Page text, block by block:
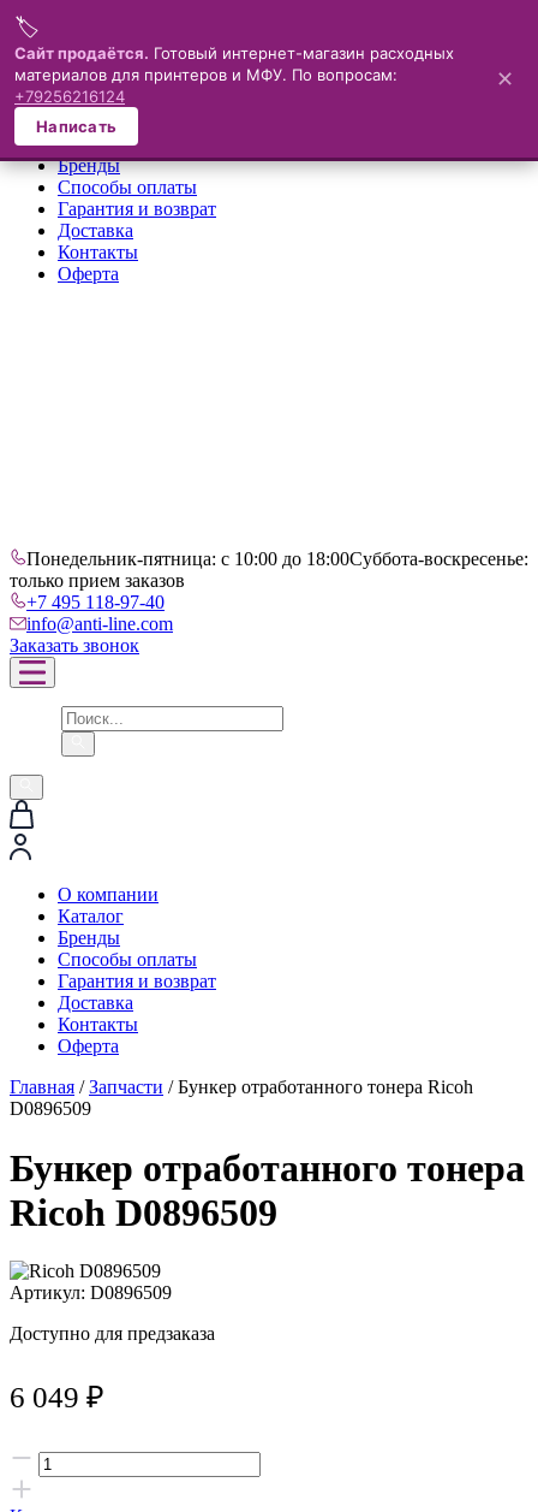
Меню
×
О компании
Каталог
Бренды
Способы оплаты
Гарантия и возврат
Доставка
Контакты
Оферта
Понедельник-пятница: с 10:00 до 18:00Суббота-воскресенье:
только прием заказов
+7 495 118-97-40
info@anti-line.com
Заказать звонок
О компании
Каталог
Бренды
Способы оплаты
Гарантия и возврат
Доставка
Контакты
Оферта
Главная /Запчасти / Бункер отработанного тонера Ricoh
D0896509
Бункер отработанного тонера
Ricoh D0896509
Артикул: D0896509
Доступно для предзаказа
6 049 ₽
🏷️
Сайт продаётся. Готовый интернет-магазин расходных
материалов для принтеров и МФУ. По вопросам:
+79256216124
Написать
✕